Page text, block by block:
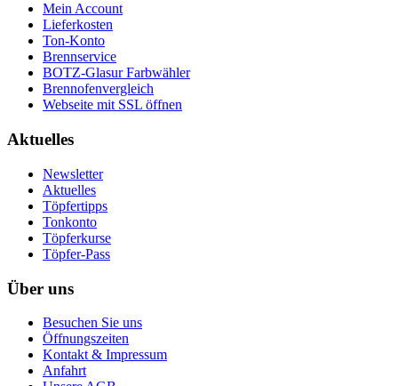
Mein Account
Lieferkosten
Ton-Konto
Brennservice
BOTZ-Glasur Farbwähler
Brennofenvergleich
Webseite mit SSL öffnen
Aktuelles
Newsletter
Aktuelles
Töpfertipps
Tonkonto
Töpferkurse
Töpfer-Pass
Über uns
Besuchen Sie uns
Öffnungszeiten
Kontakt & Impressum
Anfahrt